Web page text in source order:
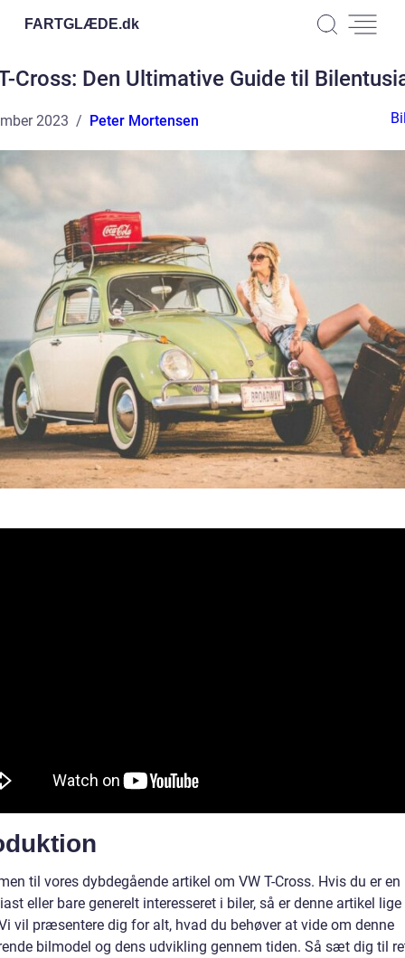
FARTGLÆDE.dk
Cross: Den Ultimative Guide til
2023 Peter Mortensen
til vores dybdegående artikel om VW T-Cross. Hvis du er en
eller bare generelt interesseret i biler, så er denne artikel
vil præsentere dig for alt, hvad du behøver at vide om denne
bilmodel og dens udvikling gennem tiden. Så sæt dig til